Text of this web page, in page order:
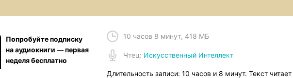
Попробуйте подписку
на аудиокниги — первая
неделя бесплатно
10 часов 8 минут, 418 МБ
Чтец: Искусственный Интеллект
Длительность записи: 10 часов и 8 минут. Текст